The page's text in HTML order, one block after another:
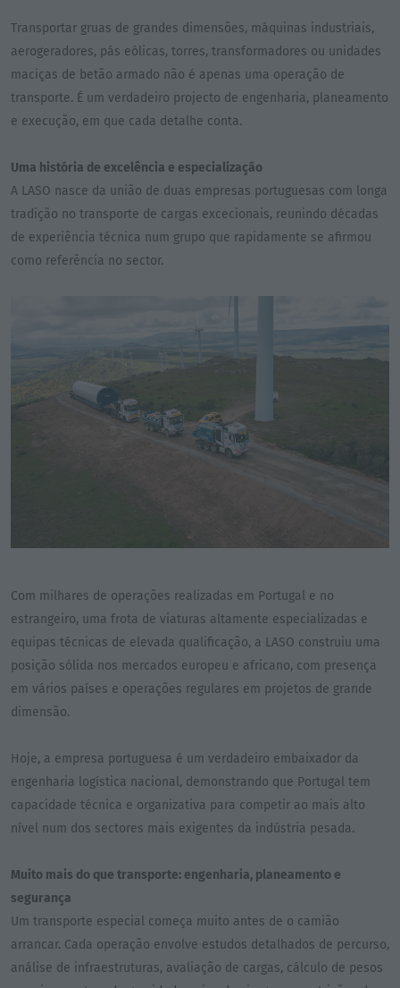
Transportar gruas de grandes dimensões, máquinas industriais,
aerogeradores, pás eólicas, torres, transformadores ou unidades
maciças de betão armado não é apenas uma operação de
transporte. É um verdadeiro projecto de engenharia, planeamento
e execução, em que cada detalhe conta.
Uma história de excelência e especialização
A LASO nasce da união de duas empresas portuguesas com longa
tradição no transporte de cargas excecionais, reunindo décadas
de experiência técnica num grupo que rapidamente se afirmou
como referência no sector.
Com milhares de operações realizadas em Portugal e no
estrangeiro, uma frota de viaturas altamente especializadas e
equipas técnicas de elevada qualificação, a LASO construiu uma
posição sólida nos mercados europeu e africano, com presença
em vários países e operações regulares em projetos de grande
dimensão.
Hoje, a empresa portuguesa é um verdadeiro embaixador da
engenharia logística nacional, demonstrando que Portugal tem
capacidade técnica e organizativa para competir ao mais alto
nível num dos sectores mais exigentes da indústria pesada.
Muito mais do que transporte: engenharia, planeamento e
segurança
Um transporte especial começa muito antes de o camião
arrancar. Cada operação envolve estudos detalhados de percurso,
análise de infraestruturas, avaliação de cargas, cálculo de pesos